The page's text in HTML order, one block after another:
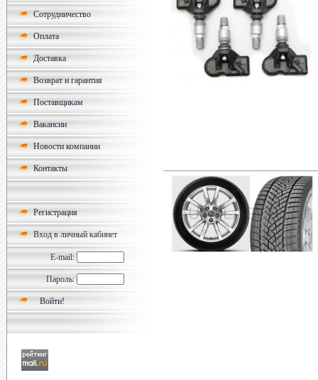
Сотрудничество
Оплата
Доставка
Возврат и гарантия
Поставщикам
Вакансии
Новости компании
Контакты
Регистрация
Вход в личный кабинет
E-mail:
Пароль: